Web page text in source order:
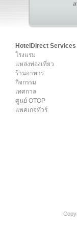
HotelDirect Services
โรงแรม
แหล่งท่องเที่ยว
ร้านอาหาร
กิจกรรม
เทศกาล
ศูนย์ OTOP
แพคเกจทัวร์